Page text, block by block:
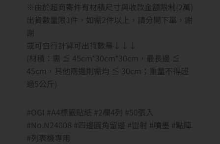
※由於超商寄件有材積尺寸與收款金額限制(2萬)
出貨數量限1件，如需2件以上，請分開下單，謝
謝
或可自行計算可出貨數量↓↓↓
(材積：需 ≦ 45cm*30cm*30cm，最長邊 ≦
45cm，其他兩邊則需均 ≦ 30cm；重量不得超
過5公斤)
#OGI #A4標籤貼紙 #2欄4列 #50張入
#No.N24008 #四邊圓角留邊 #雷射 #噴墨 #點陣
#列表機專用